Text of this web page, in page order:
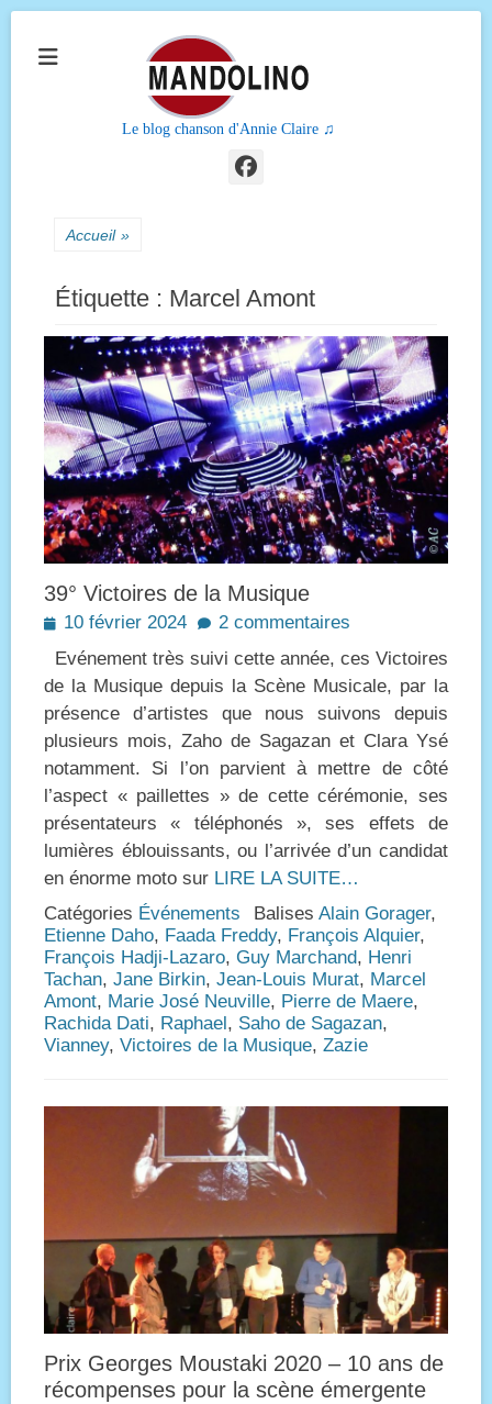
Le blog chanson d'Annie Claire ♫
Facebook
Accueil »
Étiquette : Marcel Amont
39° Victoires de la Musique
Posted
10 février 2024
2 commentaires
Evénement très suivi cette année, ces Victoires
de la Musique depuis la Scène Musicale, par la
présence d’artistes que nous suivons depuis
plusieurs mois, Zaho de Sagazan et Clara Ysé
notamment. Si l’on parvient à mettre de côté
l’aspect « paillettes » de cette cérémonie, ses
présentateurs « téléphonés », ses effets de
lumières éblouissants, ou l’arrivée d’un candidat
en énorme moto sur LIRE LA SUITE…
Catégories Événements Balises Alain Gorager,
Etienne Daho, Faada Freddy, François Alquier,
François Hadji-Lazaro, Guy Marchand, Henri
Tachan, Jane Birkin, Jean-Louis Murat, Marcel
Amont, Marie José Neuville, Pierre de Maere,
Rachida Dati, Raphael, Saho de Sagazan,
Vianney, Victoires de la Musique, Zazie
Prix Georges Moustaki 2020 – 10 ans de
récompenses pour la scène émergente